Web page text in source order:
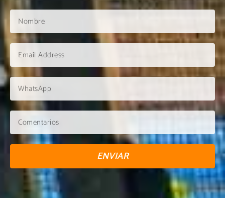
ENVIAR